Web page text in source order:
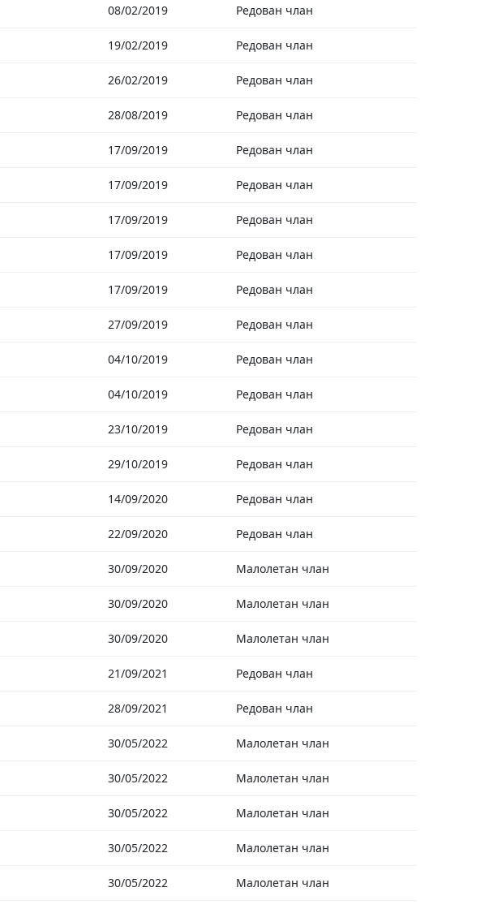
08/02/2019 Редован члан
19/02/2019 Редован члан
26/02/2019 Редован члан
28/08/2019 Редован члан
17/09/2019 Редован члан
17/09/2019 Редован члан
17/09/2019 Редован члан
17/09/2019 Редован члан
17/09/2019 Редован члан
27/09/2019 Редован члан
04/10/2019 Редован члан
04/10/2019 Редован члан
23/10/2019 Редован члан
29/10/2019 Редован члан
14/09/2020 Редован члан
22/09/2020 Редован члан
30/09/2020 Малолетан члан
30/09/2020 Малолетан члан
30/09/2020 Малолетан члан
21/09/2021 Редован члан
28/09/2021 Редован члан
30/05/2022 Малолетан члан
30/05/2022 Малолетан члан
30/05/2022 Малолетан члан
30/05/2022 Малолетан члан
30/05/2022 Малолетан члан